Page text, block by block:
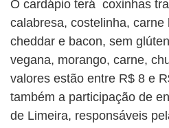
O cardápio terá coxinhas
calabresa, costelinha, carne
cheddar e bacon, sem
vegana, morango, carne,
valores estão entre R$ 8 e
também a participação de
de Limeira, responsáveis